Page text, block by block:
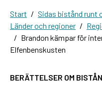
Start
Sidas bistånd runt
Länder och regioner
Brandon kämpar för
Elfenbenskusten
BERÄTTELSER OM